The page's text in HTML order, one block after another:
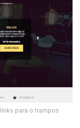
para o trampos